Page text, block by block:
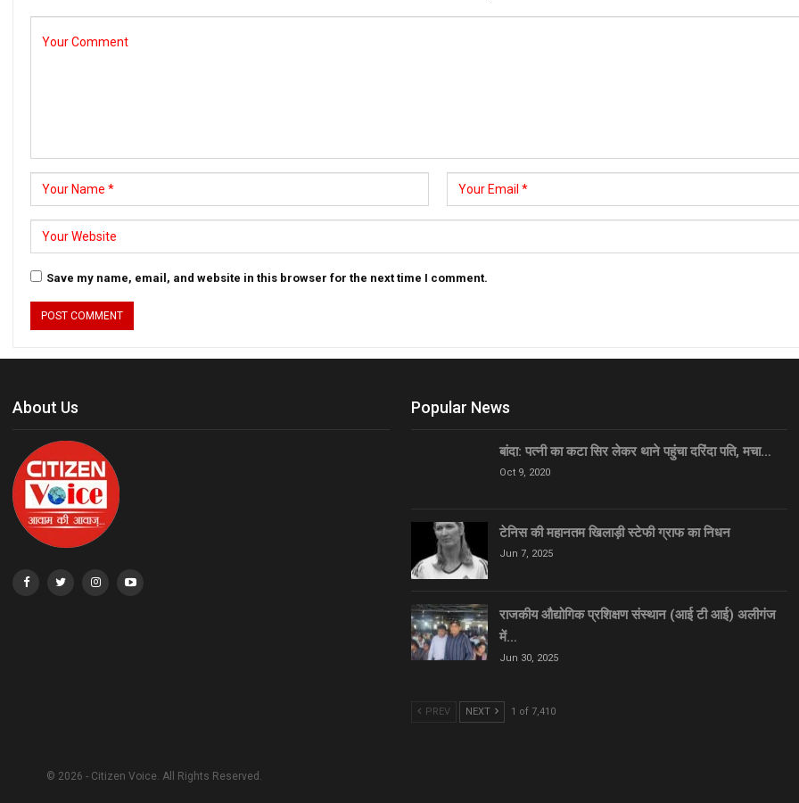
Save my name, email, and website in this browser for the next time I comment.
About Us Popular News
बांदा: पत्नी का कटा सिर लेकर थाने पहुंचा दरिंदा पति, मचा…
Oct 9, 2020
टेनिस की महानतम खिलाड़ी स्टेफी ग्राफ का निधन
Jun 7, 2025
राजकीय औद्योगिक प्रशिक्षण संस्थान (आई टी आई) अलीगंज
में…
Jun 30, 2025
PREV NEXT 1 of 7,410
© 2026 - Citizen Voice. All Rights Reserved.